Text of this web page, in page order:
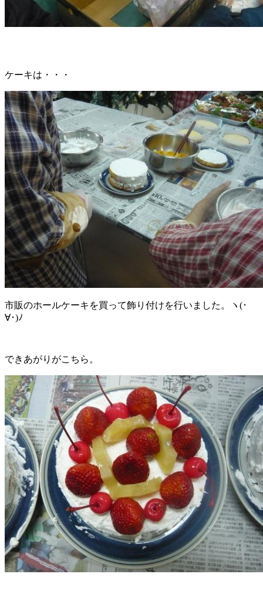
ケーキは・・・
市販のホールケーキを買って飾り付けを行いました。ヽ(･
∀･)ﾉ
できあがりがこちら。